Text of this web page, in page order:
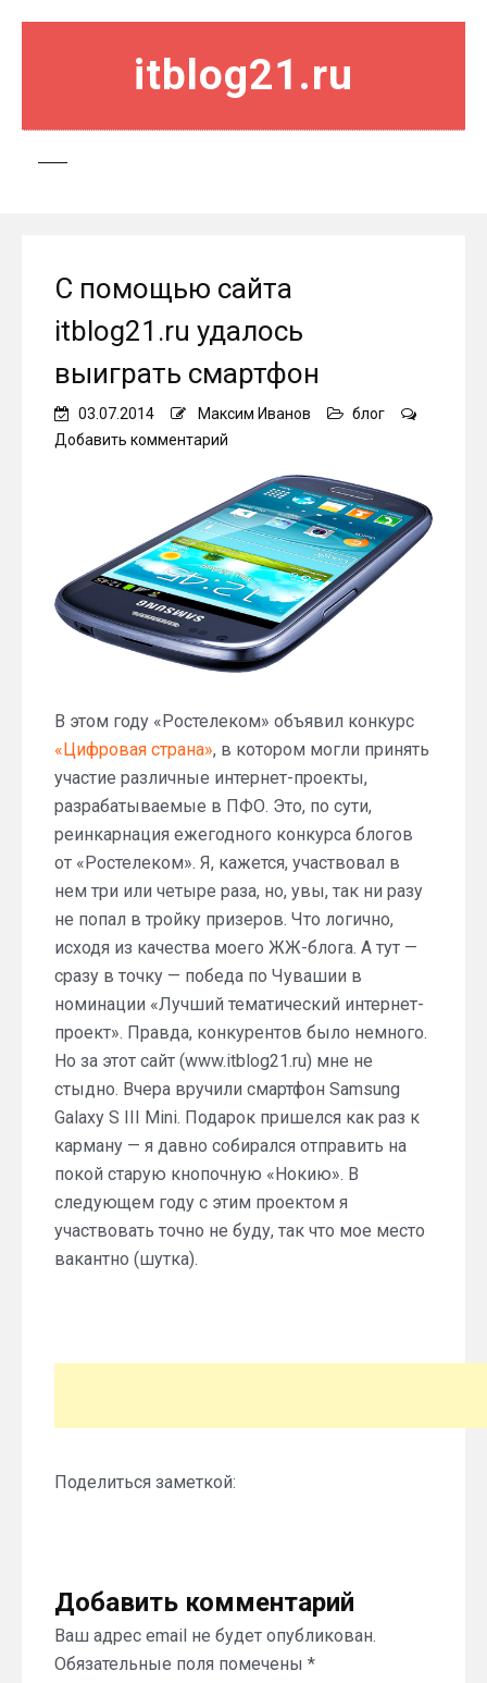
itblog21.ru
С помощью сайта
itblog21.ru удалось
выиграть смартфон
03.07.2014 Максим Иванов
блог
Добавить комментарий
помощью
сайта
itblog21.ru
удалось
выиграть
смартфон
В этом году «Ростелеком» объявил конкурс
«Цифровая страна», в котором могли принять
участие различные интернет-проекты,
разрабатываемые в ПФО. Это, по сути,
реинкарнация ежегодного конкурса блогов
от «Ростелеком». Я, кажется, участвовал в
нем три или четыре раза, но, увы, так ни разу
не попал в тройку призеров. Что логично,
исходя из качества моего ЖЖ-блога. А тут —
сразу в точку — победа по Чувашии в
номинации «Лучший тематический интернет-
проект». Правда, конкурентов было немного.
Но за этот сайт (www.itblog21.ru) мне не
стыдно. Вчера вручили смартфон Samsung
Galaxy S III Mini. Подарок пришелся как раз к
карману — я давно собирался отправить на
покой старую кнопочную «Нокию». В
следующем году с этим проектом я
участвовать точно не буду, так что мое место
вакантно (шутка).
Поделиться заметкой:
Добавить комментарий
Ваш адрес email не будет опубликован.
Обязательные поля помечены *